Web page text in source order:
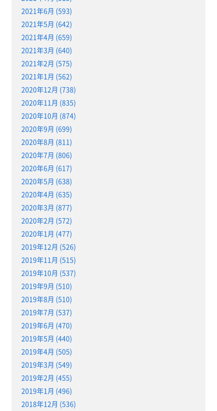
2021年6月 (593)
2021年5月 (642)
2021年4月 (659)
2021年3月 (640)
2021年2月 (575)
2021年1月 (562)
2020年12月 (738)
2020年11月 (835)
2020年10月 (874)
2020年9月 (699)
2020年8月 (811)
2020年7月 (806)
2020年6月 (617)
2020年5月 (638)
2020年4月 (635)
2020年3月 (877)
2020年2月 (572)
2020年1月 (477)
2019年12月 (526)
2019年11月 (515)
2019年10月 (537)
2019年9月 (510)
2019年8月 (510)
2019年7月 (537)
2019年6月 (470)
2019年5月 (440)
2019年4月 (505)
2019年3月 (549)
2019年2月 (455)
2019年1月 (496)
2018年12月 (536)